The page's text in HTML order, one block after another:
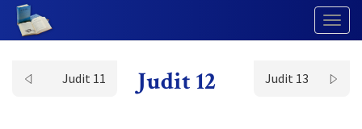
Judit 11 Judit 12 Judit 13